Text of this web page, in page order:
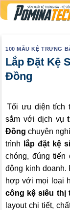
Skip
to
100 MẪU KỆ TRƯNG
Lắp Đặt Kệ
Đồng
Tối ưu diện tích
sắm với dịch vụ
Đồng chuyên
trình
lắp đặt kệ
chóng, đúng
động kinh doanh.
hợp với mọi loại
công kệ siêu thị
layout chi tiết,